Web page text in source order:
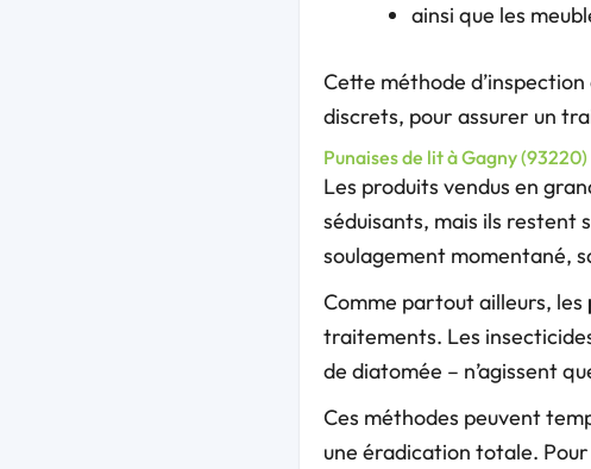
ainsi que les
Cette méthode
discrets, pour assurer un
Punaises de lit à Gagny
Les produits vendus en
séduisants, mais ils restent
soulagement momentané,
Comme partout ailleurs, les
traitements. Les
de diatomée – n’agissent
Ces méthodes peuvent
une éradication totale.